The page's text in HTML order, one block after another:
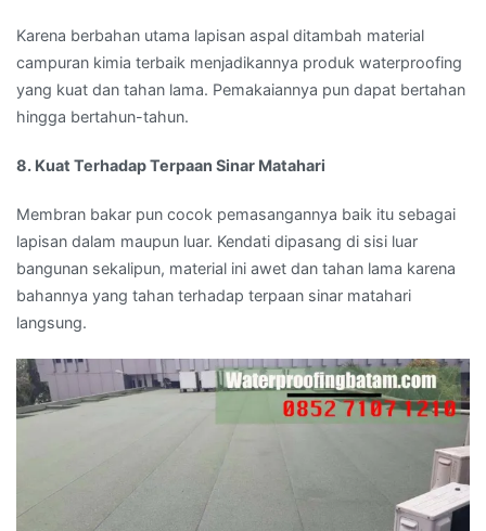
Karena berbahan utama lapisan aspal ditambah material
campuran kimia terbaik menjadikannya produk waterproofing
yang kuat dan tahan lama. Pemakaiannya pun dapat bertahan
hingga bertahun-tahun.
8. Kuat Terhadap Terpaan Sinar Matahari
Membran bakar pun cocok pemasangannya baik itu sebagai
lapisan dalam maupun luar. Kendati dipasang di sisi luar
bangunan sekalipun, material ini awet dan tahan lama karena
bahannya yang tahan terhadap terpaan sinar matahari
langsung.